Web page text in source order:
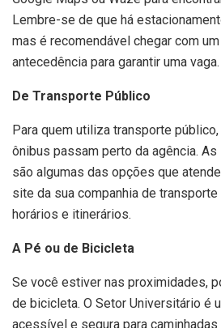
Lembre-se de que há
mas é recomendável chegar com
antecedência para garantir uma vaga.
De Transporte Público
Para quem utiliza transporte
ônibus passam perto da agência.
são algumas das opções que
site da sua companhia de
horários e itinerários.
A Pé ou de Bicicleta
Se você estiver nas proximidades,
de bicicleta. O Setor Universitário é
acessível e segura para